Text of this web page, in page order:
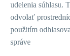
udelenia súhlasu.
odvolať
použitím
správe